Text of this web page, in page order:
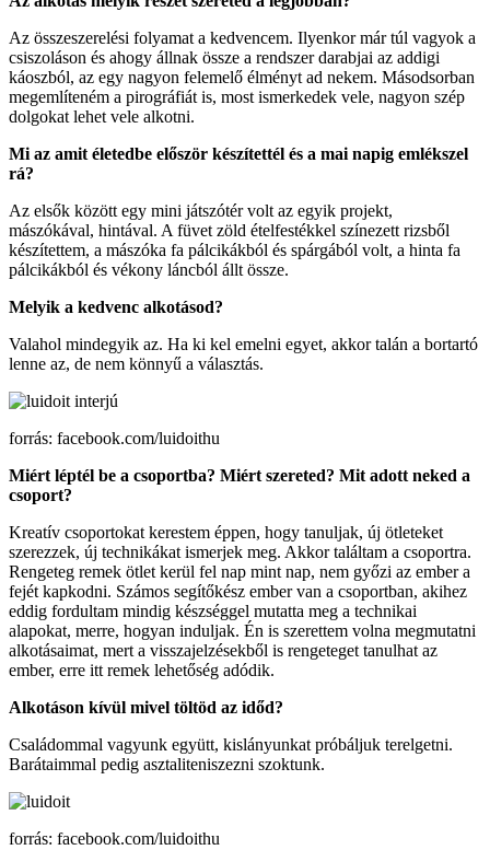
Az összeszerelési folyamat a kedvencem. Ilyenkor már túl vagyok a
csiszoláson és ahogy állnak össze a rendszer darabjai az addigi
káoszból, az egy nagyon felemelő élményt ad nekem. Másodsorban
megemlíteném a pirográfiát is, most ismerkedek vele, nagyon szép
dolgokat lehet vele alkotni.
Mi az amit életedbe először készítettél és a mai napig emlékszel
rá?
Az elsők között egy mini játszótér volt az egyik projekt,
mászókával, hintával. A füvet zöld ételfestékkel színezett rizsből
készítettem, a mászóka fa pálcikákból és spárgából volt, a hinta fa
pálcikákból és vékony láncból állt össze.
Melyik a kedvenc alkotásod?
Valahol mindegyik az. Ha ki kel emelni egyet, akkor talán a bortartó
lenne az, de nem könnyű a választás.
forrás: facebook.com/luidoithu
Miért léptél be a csoportba? Miért szereted? Mit adott neked a
csoport?
Kreatív csoportokat kerestem éppen, hogy tanuljak, új ötleteket
szerezzek, új technikákat ismerjek meg. Akkor találtam a csoportra.
Rengeteg remek ötlet kerül fel nap mint nap, nem győzi az ember a
fejét kapkodni. Számos segítőkész ember van a csoportban, akihez
eddig fordultam mindig készséggel mutatta meg a technikai
alapokat, merre, hogyan induljak. Én is szerettem volna megmutatni
alkotásaimat, mert a visszajelzésekből is rengeteget tanulhat az
ember, erre itt remek lehetőség adódik.
Alkotáson kívül mivel töltöd az időd?
Családommal vagyunk együtt, kislányunkat próbáljuk terelgetni.
Barátaimmal pedig asztaliteniszezni szoktunk.
forrás: facebook.com/luidoithu